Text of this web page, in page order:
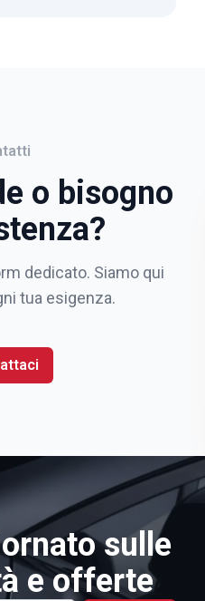
o bisogno
dedicato. Siamo qui
tua esigenza.
sulle
e offerte